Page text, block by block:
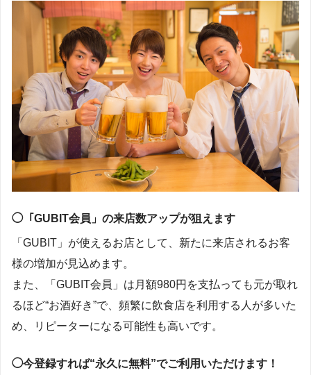
◯「GUBIT会員」の来店数アップが狙えます
「GUBIT」が使えるお店として、新たに来店されるお客
様の増加が見込めます。
また、「GUBIT会員」は月額980円を支払っても元が取れ
るほど“お酒好き”で、頻繁に飲食店を利用する人が多いた
め、リピーターになる可能性も高いです。
◯今登録すれば“永久に無料”でご利用いただけます！